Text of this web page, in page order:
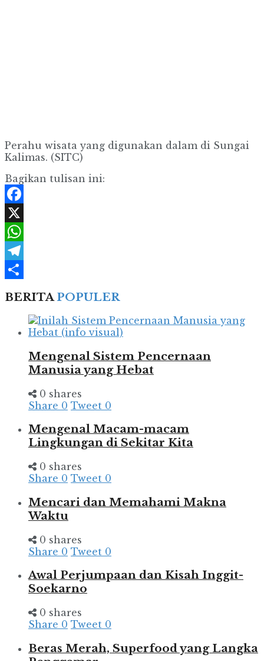
Perahu wisata yang digunakan dalam di Sungai
Kalimas. (SITC)
Bagikan tulisan ini:
Facebook
X
WhatsApp
Telegram
BERITA POPULER
Mengenal Sistem Pencernaan
Manusia yang Hebat
0 shares
Share 0 Tweet 0
Mengenal Macam-macam
Lingkungan di Sekitar Kita
0 shares
Share 0 Tweet 0
Mencari dan Memahami Makna
Waktu
0 shares
Share 0 Tweet 0
Awal Perjumpaan dan Kisah Inggit-
Soekarno
0 shares
Share 0 Tweet 0
Beras Merah, Superfood yang Langka